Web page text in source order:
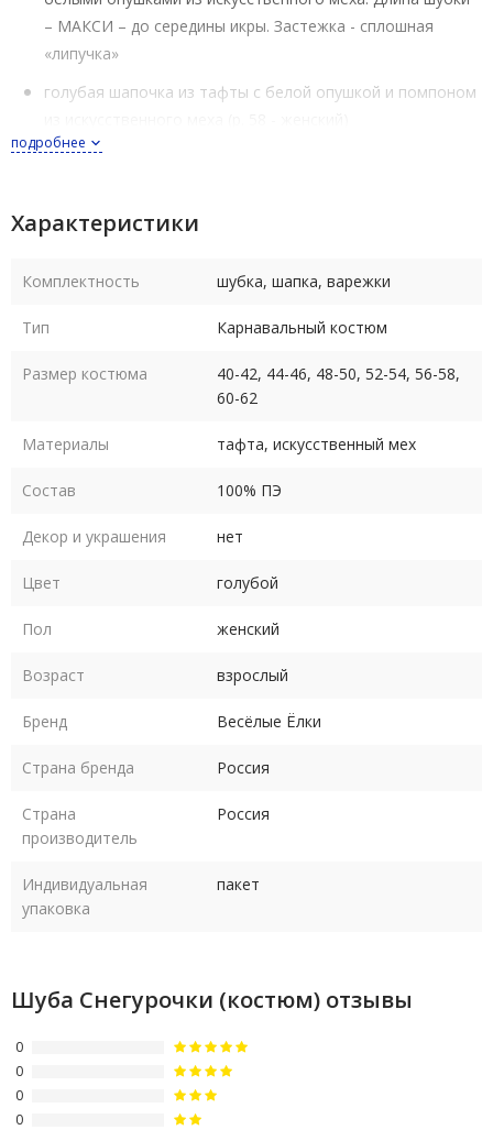
– МАКСИ – до середины икры. Застежка - сплошная
«липучка»
голубая шапочка из тафты с белой опушкой и помпоном
варежки из белого флиса - мягкие и приятные на ощупь
Шуба Снегурочки выпускается в размерах 40-42, 44-46, 48-50,
в деликатном режиме
подробнее
Характеристики
Комплектность шубка, шапка, варежки
Тип Карнавальный костюм
Размер костюма
40-42, 44-46, 48-50, 52-54, 56-58,
60-62
Материалы тафта, искусственный мех
Состав 100% ПЭ
Декор и украшения нет
Цвет голубой
Пол женский
Возраст взрослый
Бренд Весёлые Ёлки
Страна бренда Россия
Страна
производитель
Россия
Индивидуальная
упаковка
пакет
Шуба Снегурочки (костюм) отзывы
0
0
0
0